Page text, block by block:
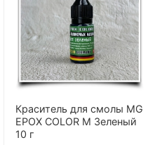
Краситель для смолы MG
EPOX COLOR M Зеленый
10 г